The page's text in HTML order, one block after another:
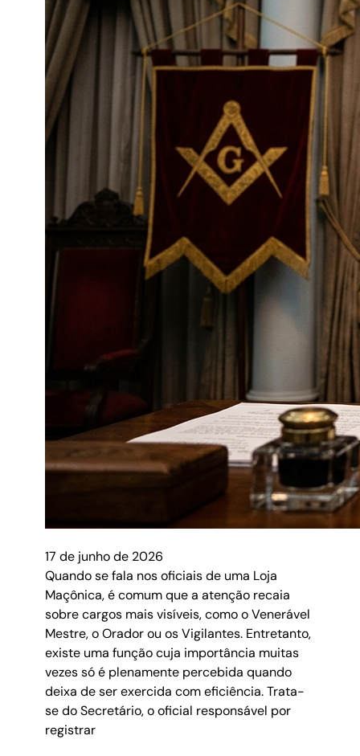
17 de junho de 2026
Quando se fala nos oficiais de uma Loja
Maçônica, é comum que a atenção recaia
sobre cargos mais visíveis, como o Venerável
Mestre, o Orador ou os Vigilantes. Entretanto,
existe uma função cuja importância muitas
vezes só é plenamente percebida quando
deixa de ser exercida com eficiência. Trata-
se do Secretário, o oficial responsável por
registrar